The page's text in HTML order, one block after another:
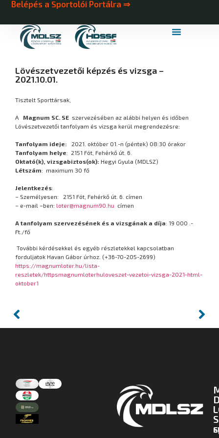
Belépés a Sportolói Portálra ⇒
Lövészetvezetői képzés és vizsga –
2021.10.01.
Tisztelt Sporttársak,
A Magnum SC. SE szervezésében az alábbi helyen és időben
Lövészetvezetői tanfolyam és vizsga kerül megrendezésre:
Tanfolyam ideje: 2021. október 01.-n (péntek) 08:30 órakor
Tanfolyam helye: 2151 Fót, Fehérkő út. 6.
Oktató(k), vizsgabiztos(ok): Hegyi Gyula (MDLSZ)
Létszám: maximum 30 fő
Jelentkezés:
– Személyesen: 2151 Fót, Fehérkő út. 6. címen
– e-mail –ben:loter@magnum90.hu címen
A tanfolyam szervezésének és a vizsgának a díja: 19 000 .-
Ft./fő
További kérdésekkel és egyéb részletekkel kapcsolatban
forduljatok Havan Gábor úrhoz. (+36-70-205-2699)
https://magnumloter.hu/lista-
reszletek/httpsmagnumloterhuloveszet-vezetoi-vizsga-2021-html-
oktober1